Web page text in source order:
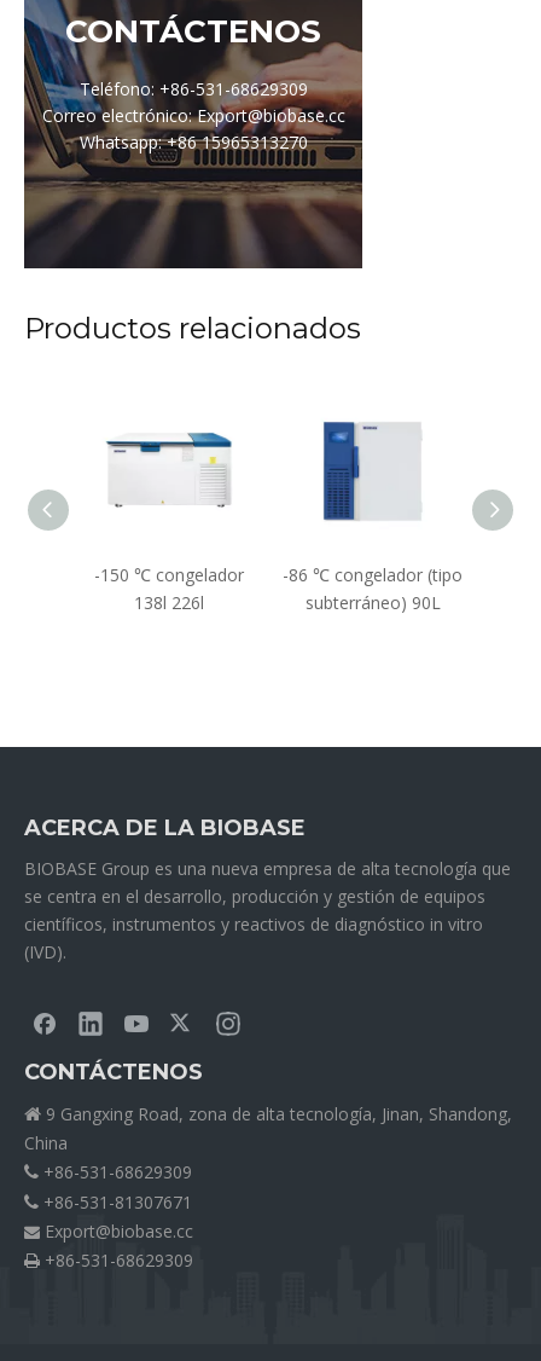
CONTÁCTENOS
Teléfono: +86-531-68629309
Correo electrónico: Export@biobase.cc
Whatsapp: +86 15965313270
Productos relacionados
-150 ℃ congelador
138l 226l
-86 ℃ congelador (tipo
subterráneo) 90L
ACERCA DE LA BIOBASE
BIOBASE Group es una nueva empresa de alta tecnología que
se centra en el desarrollo, producción y gestión de equipos
científicos, instrumentos y reactivos de diagnóstico in vitro
(IVD).
CONTÁCTENOS
 9 Gangxing Road, zona de alta tecnología, Jinan, Shandong,
China
 +86-531-68629309
 +86-531-81307671
 Export@biobase.cc
 +86-531-68629309